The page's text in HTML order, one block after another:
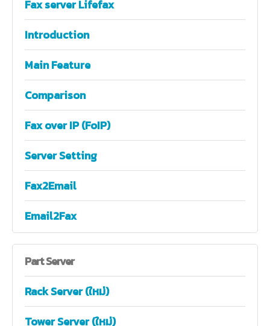
Fax server Lifefax
Introduction
Main Feature
Comparison
Fax over IP (FoIP)
Server Setting
Fax2Email
Email2Fax
PartServer
Rack Server (ใหม่)
Tower Server (ใหม่)